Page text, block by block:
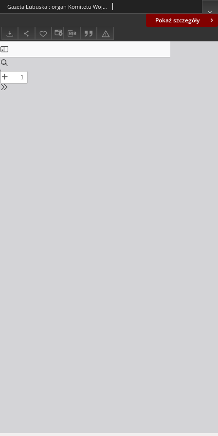
Pokaż szczegóły
Gazeta Lubuska : organ Komitetu Wojewódzkiego Polskiej Zjednoczonej Partii Robotniczej R. II Nr 344 (17 grudnia 1949). - Wyd. ABCD